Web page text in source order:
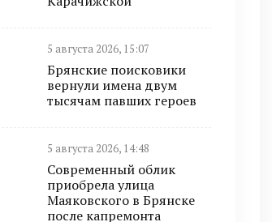
5 августа 2026, 15:07
Брянские поисковики
вернули имена двум
тысячам павших героев
5 августа 2026, 14:48
Современный облик
приобрела улица
Маяковского в Брянске
после капремонта